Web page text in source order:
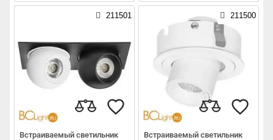
211501
Встраиваемый светильник
211500
Встраиваемый светильник